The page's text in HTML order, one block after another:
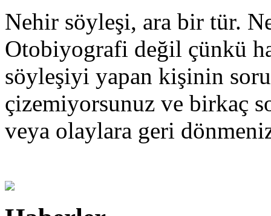
Nehir söyleşi, ara bir tür.
Otobiyografi değil çünkü
söyleşiyi yapan kişinin
çizemiyorsunuz ve birkaç
veya olaylara geri